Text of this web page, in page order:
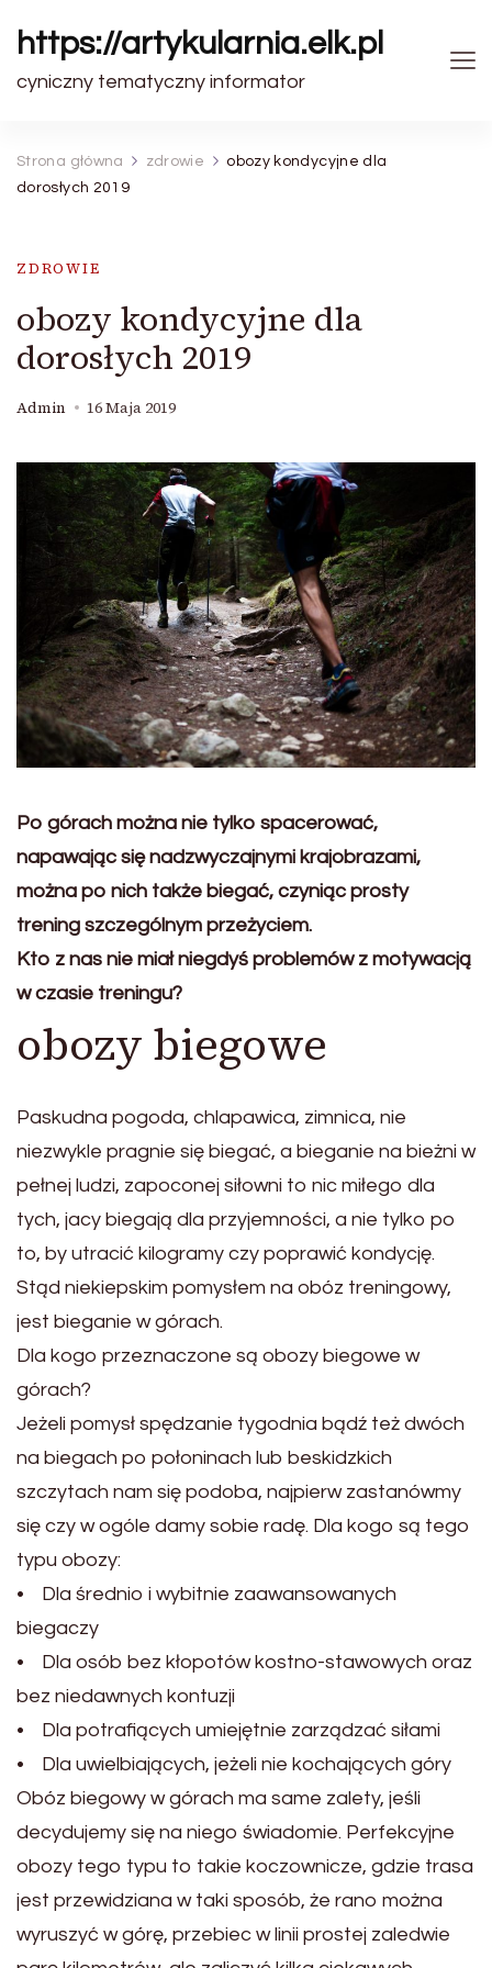
https://artykularnia.elk.pl
cyniczny tematyczny informator
Strona główna zdrowie
obozy kondycyjne dla
dorosłych 2019
ZDROWIE
obozy kondycyjne dla
dorosłych 2019
Admin 16 Maja 2019
Po górach można nie tylko spacerować,
napawając się nadzwyczajnymi krajobrazami,
można po nich także biegać, czyniąc prosty
trening szczególnym przeżyciem.
Kto z nas nie miał niegdyś problemów z motywacją
w czasie treningu?
obozy biegowe
Paskudna pogoda, chlapawica, zimnica, nie
niezwykle pragnie się biegać, a bieganie na bieżni w
pełnej ludzi, zapoconej siłowni to nic miłego dla
tych, jacy biegają dla przyjemności, a nie tylko po
to, by utracić kilogramy czy poprawić kondycję.
Stąd niekiepskim pomysłem na obóz treningowy,
jest bieganie w górach.
Dla kogo przeznaczone są obozy biegowe w
górach?
Jeżeli pomysł spędzanie tygodnia bądź też dwóch
na biegach po połoninach lub beskidzkich
szczytach nam się podoba, najpierw zastanówmy
się czy w ogóle damy sobie radę. Dla kogo są tego
typu obozy:
• Dla średnio i wybitnie zaawansowanych
biegaczy
• Dla osób bez kłopotów kostno-stawowych oraz
bez niedawnych kontuzji
• Dla potrafiących umiejętnie zarządzać siłami
• Dla uwielbiających, jeżeli nie kochających góry
Obóz biegowy w górach ma same zalety, jeśli
decydujemy się na niego świadomie. Perfekcyjne
obozy tego typu to takie koczownicze, gdzie trasa
jest przewidziana w taki sposób, że rano można
wyruszyć w górę, przebiec w linii prostej zaledwie